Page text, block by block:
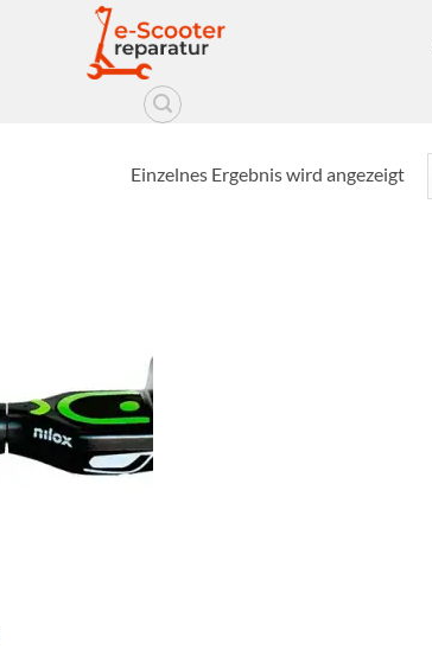
Einzelnes Ergebnis wird angezeigt